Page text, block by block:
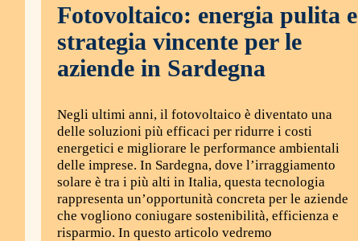
Fotovoltaico: energia pulita e
strategia vincente per le
aziende in Sardegna
Negli ultimi anni, il fotovoltaico è diventato una
delle soluzioni più efficaci per ridurre i costi
energetici e migliorare le performance ambientali
delle imprese. In Sardegna, dove l’irraggiamento
solare è tra i più alti in Italia, questa tecnologia
rappresenta un’opportunità concreta per le aziende
che vogliono coniugare sostenibilità, efficienza e
risparmio. In questo articolo vedremo